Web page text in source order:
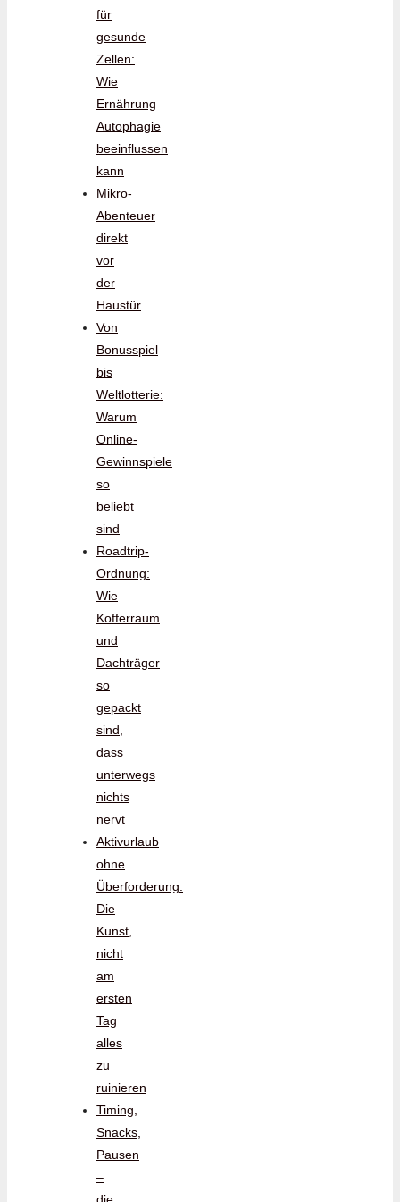
für
gesunde
Zellen:
Wie
Ernährung
Autophagie
beeinflussen
kann
Mikro-
Abenteuer
direkt
vor
der
Haustür
Von
Bonusspiel
bis
Weltlotterie:
Warum
Online-
Gewinnspiele
so
beliebt
sind
Roadtrip-
Ordnung:
Wie
Kofferraum
und
Dachträger
so
gepackt
sind,
dass
unterwegs
nichts
nervt
Aktivurlaub
ohne
Überforderung:
Die
Kunst,
nicht
am
ersten
Tag
alles
zu
ruinieren
Timing,
Snacks,
Pausen
–